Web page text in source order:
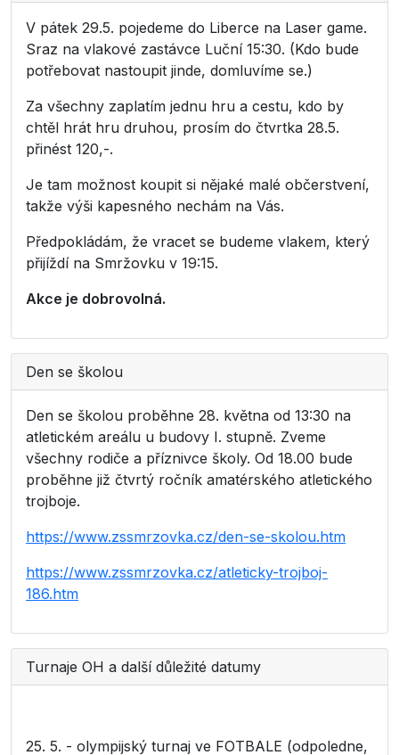
V pátek 29.5. pojedeme do Liberce na Laser game.
Sraz na vlakové zastávce Luční 15:30. (Kdo bude
potřebovat nastoupit jinde, domluvíme se.)
Za všechny zaplatím jednu hru a cestu, kdo by
chtěl hrát hru druhou, prosím do čtvrtka 28.5.
přinést 120,-.
Je tam možnost koupit si nějaké malé občerstvení,
takže výši kapesného nechám na Vás.
Předpokládám, že vracet se budeme vlakem, který
přijíždí na Smržovku v 19:15.
Akce je dobrovolná.
Den se školou
Den se školou proběhne 28. května od 13:30 na
atletickém areálu u budovy I. stupně. Zveme
všechny rodiče a příznivce školy. Od 18.00 bude
proběhne již čtvrtý ročník amatérského atletického
trojboje.
https://www.zssmrzovka.cz/den-se-skolou.htm
https://www.zssmrzovka.cz/atleticky-trojboj-
186.htm
Turnaje OH a další důležité datumy
25. 5. - olympijský turnaj ve FOTBALE (odpoledne,